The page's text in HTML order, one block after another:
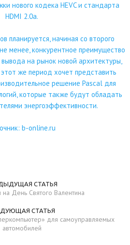
нового кодека HEVC и стандарта
HDMI 2.0а.
планируется, начиная со второго
менее, конкурентное преимущество
на рынок новой архитектуры,
же период хочет представить
решение Pascal для
которые также будут обладать
энергоэффективности.
b-online.ru
СТАТЬЯ
День Святого Валентина
СТАТЬЯ
для самоуправляемых
автомобилей